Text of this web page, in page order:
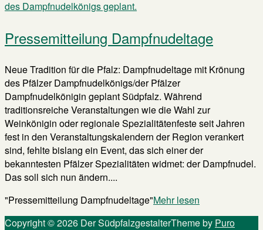
Pressemitteilung Dampfnudeltage
Neue Tradition für die Pfalz: Dampfnudeltage mit Krönung
des Pfälzer Dampfnudelkönigs/der Pfälzer
Dampfnudelkönigin geplant Südpfalz. Während
traditionsreiche Veranstaltungen wie die Wahl zur
Weinkönigin oder regionale Spezialitätenfeste seit Jahren
fest in den Veranstaltungskalendern der Region verankert
sind, fehlte bislang ein Event, das sich einer der
bekanntesten Pfälzer Spezialitäten widmet: der Dampfnudel.
Das soll sich nun ändern....
"Pressemitteilung Dampfnudeltage"Mehr lesen
Copyright © 2026 Der SüdpfalzgestalterTheme by Puro